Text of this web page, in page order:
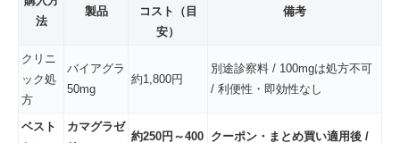
法
製品
コスト（目
安）
備考
クリニ
ック処
方
バイアグラ
50mg
約1,800円
別途診察料 / 100mgは処方不可
/ 利便性・即効性なし
ベスト
カマグラゼ
約250円～400 クーポン・まとめ買い適用後 /